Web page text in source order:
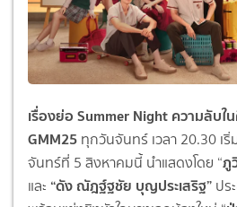
เรื่องย่อ Summer Night ความลับ
GMM25 ทุกวันจันทร์ เวลา 20.30 เ
จันทร์ที่ 5 สิงหาคมนี้ นำแสดงโดย “ภู
และ “ดังณัฎฐ์ฐชัย บุญประเสริฐ” ปร